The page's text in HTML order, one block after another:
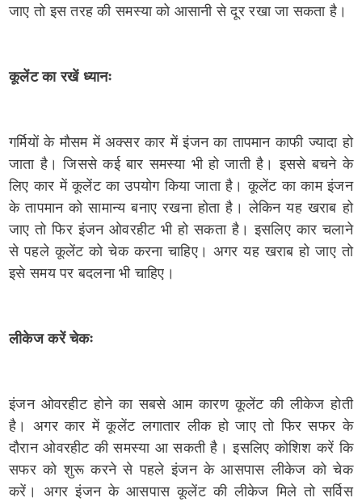
जाए तो इस तरह की समस्या को आसानी से दूर रखा जा सकता है।
कूलेंट का रखें ध्यानः
गर्मियों के मौसम में अक्सर कार में इंजन का तापमान काफी ज्यादा हो
जाता है। जिससे कई बार समस्या भी हो जाती है। इससे बचने के
लिए कार में कूलेंट का उपयोग किया जाता है। कूलेंट का काम इंजन
के तापमान को सामान्य बनाए रखना होता है। लेकिन यह खराब हो
जाए तो फिर इंजन ओवरहीट भी हो सकता है। इसलिए कार चलाने
से पहले कूलेंट को चेक करना चाहिए। अगर यह खराब हो जाए तो
इसे समय पर बदलना भी चाहिए।
लीकेज करें चेकः
इंजन ओवरहीट होने का सबसे आम कारण कूलेंट की लीकेज होती
है। अगर कार में कूलेंट लगातार लीक हो जाए तो फिर सफर के
दौरान ओवरहीट की समस्या आ सकती है। इसलिए कोशिश करें कि
सफर को शुरू करने से पहले इंजन के आसपास लीकेज को चेक
करें। अगर इंजन के आसपास कूलेंट की लीकेज मिले तो सर्विस